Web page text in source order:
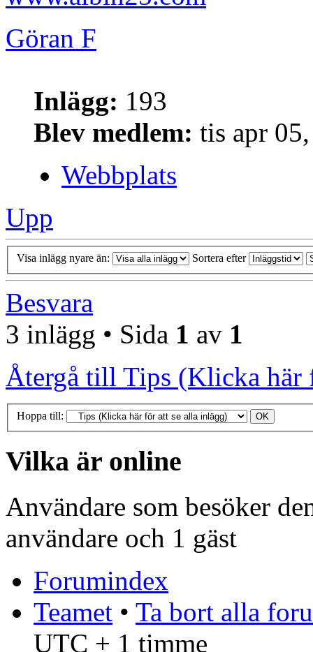
Göran F
Inlägg: 193
Blev medlem: tis apr
Webbplats
Upp
Visa inlägg nyare än: Sortera efter
Besvara
3 inlägg • Sida 1 av 1
Återgå till Tips (Klicka här
Hoppa till:
Vilka är online
Användare som besöker
användare och 1 gäst
Forumindex
Teamet • Ta bort alla
UTC + 1 timme